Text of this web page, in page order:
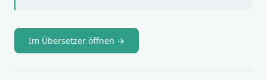
Im Übersetzer öffnen →